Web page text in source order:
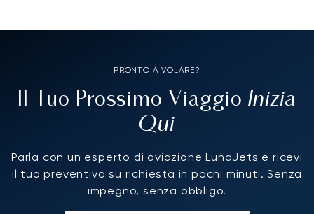
PRONTO A VOLARE?
Il Tuo Prossimo Viaggio Inizia
Qui
Parla con un esperto di aviazione LunaJets e ricevi
il tuo preventivo su richiesta in pochi minuti. Senza
impegno, senza obbligo.